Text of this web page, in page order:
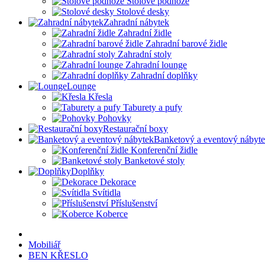
Stolové desky
Zahradní nábytek
Zahradní židle
Zahradní barové židle
Zahradní stoly
Zahradní lounge
Zahradní doplňky
Lounge
Křesla
Taburety a pufy
Pohovky
Restaurační boxy
Banketový a eventový
Konferenční židle
Banketové stoly
Doplňky
Dekorace
Svítidla
Příslušenství
Koberce
Mobiliář
BEN KŘESLO